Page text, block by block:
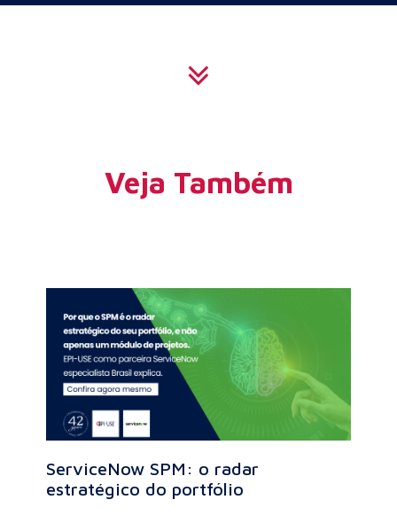
Veja Também
ServiceNow SPM: o radar
estratégico do portfólio